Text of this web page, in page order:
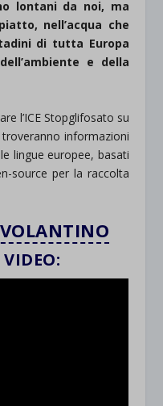
lontani da noi, ma
nell’acqua che
di tutta Europa
e della
l’ICE Stopglifosato su
informazioni
lingue europee, basati
source per la raccolta